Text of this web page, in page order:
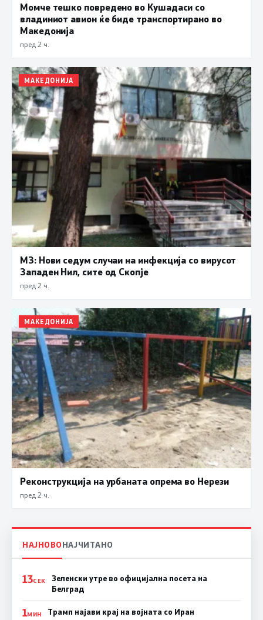
Момче тешко повредено во Кушадаси со
владиниот авион ќе биде транспортирано во
Македонија
пред 2 ч.
МАКЕДОНИЈА
МЗ: Нови седум случаи на инфекција со вирусот
Западен Нил, сите од Скопје
пред 2 ч.
МАКЕДОНИЈА
Реконструкција на урбаната опрема во Нерези
пред 2 ч.
НАЈНОВОНАЈЧИТАНО
13СЕК
Зеленски утре во официјална посета на
Белград
1МИН Трамп најави крај на војната со Иран